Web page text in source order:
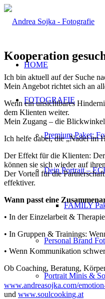
HOME
FOTOGRAFIE
Premium Paket:
Dein Portrait –
FAMILY
Personal Brand
Portrait Minis &
Kooperation
Ich bin aktuell auf der Suche
Mein Angebot richtet sich an
Wenn ein unsichtbares
dem Klienten weiter.
Mein Zugang – die
Ich helfe dabei, die „Nadel im
Der Effekt für die Klienten: Der
können sie sich wieder auf
Der Vorteil für die
effektiver.
Wann passt eine
• In der Einzelarbeit &
• In Gruppen & Trainings:
• Wenn Kommunikation
Ob Coaching, Beratung,
www.andreasojka.com/
und www.soulcooking.at